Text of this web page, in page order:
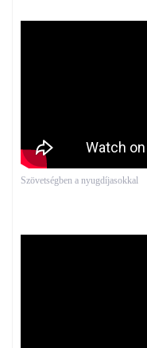
Szövetségben a nyugdíjasokkal